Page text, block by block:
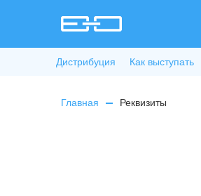
Дистрибуция Как выступать
Главная Реквизиты